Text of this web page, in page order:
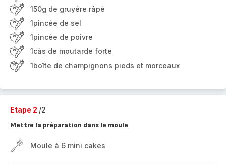
150g de gruyère râpé
1pincée de sel
1pincée de poivre
1càs de moutarde forte
1boîte de champignons pieds et morceaux
Etape 2 /2
Mettre la préparation dans le moule
Moule à 6 mini cakes